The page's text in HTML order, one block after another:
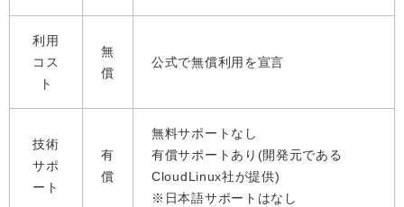
利用
コス
ト
無
償
公式で無償利用を宣言
技術
サポ
ート
有
償
無料サポートなし
有償サポートあり(開発元である
CloudLinux社が提供)
※日本語サポートはなし